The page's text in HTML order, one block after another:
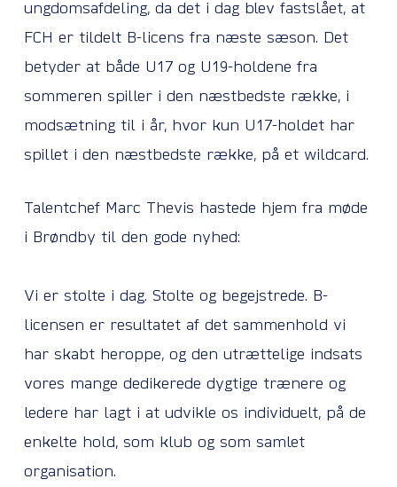
ungdomsafdeling, da det i dag blev fastslået, at
FCH er tildelt B-licens fra næste sæson. Det
betyder at både U17 og U19-holdene fra
sommeren spiller i den næstbedste række, i
modsætning til i år, hvor kun U17-holdet har
spillet i den næstbedste række, på et wildcard.
Talentchef Marc Thevis hastede hjem fra møde
i Brøndby til den gode nyhed:
Vi er stolte i dag. Stolte og begejstrede. B-
licensen er resultatet af det sammenhold vi
har skabt heroppe, og den utrættelige indsats
vores mange dedikerede dygtige trænere og
ledere har lagt i at udvikle os individuelt, på de
enkelte hold, som klub og som samlet
organisation.